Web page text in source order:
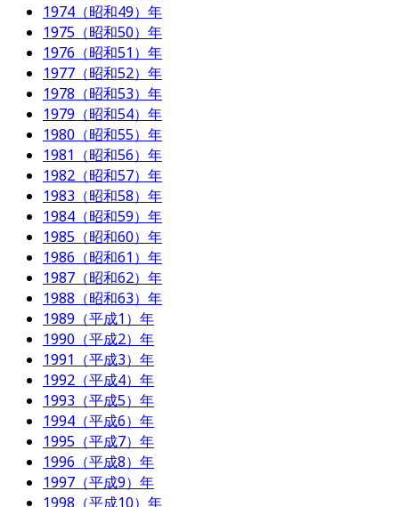
1974（昭和49）年
1975（昭和50）年
1976（昭和51）年
1977（昭和52）年
1978（昭和53）年
1979（昭和54）年
1980（昭和55）年
1981（昭和56）年
1982（昭和57）年
1983（昭和58）年
1984（昭和59）年
1985（昭和60）年
1986（昭和61）年
1987（昭和62）年
1988（昭和63）年
1989（平成1）年
1990（平成2）年
1991（平成3）年
1992（平成4）年
1993（平成5）年
1994（平成6）年
1995（平成7）年
1996（平成8）年
1997（平成9）年
1998（平成10）年